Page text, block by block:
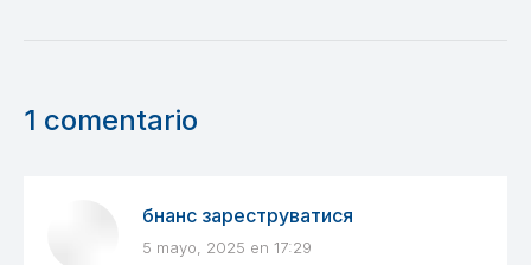
1 comentario
бнанс зареструватися
dice:
5 mayo, 2025 en 17:29